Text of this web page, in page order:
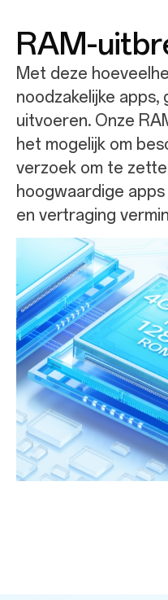
RAM-
Met deze
noodzakelijke apps,
uitvoeren. Onze
het mogelijk om
verzoek om te
hoogwaardige
en vertraging